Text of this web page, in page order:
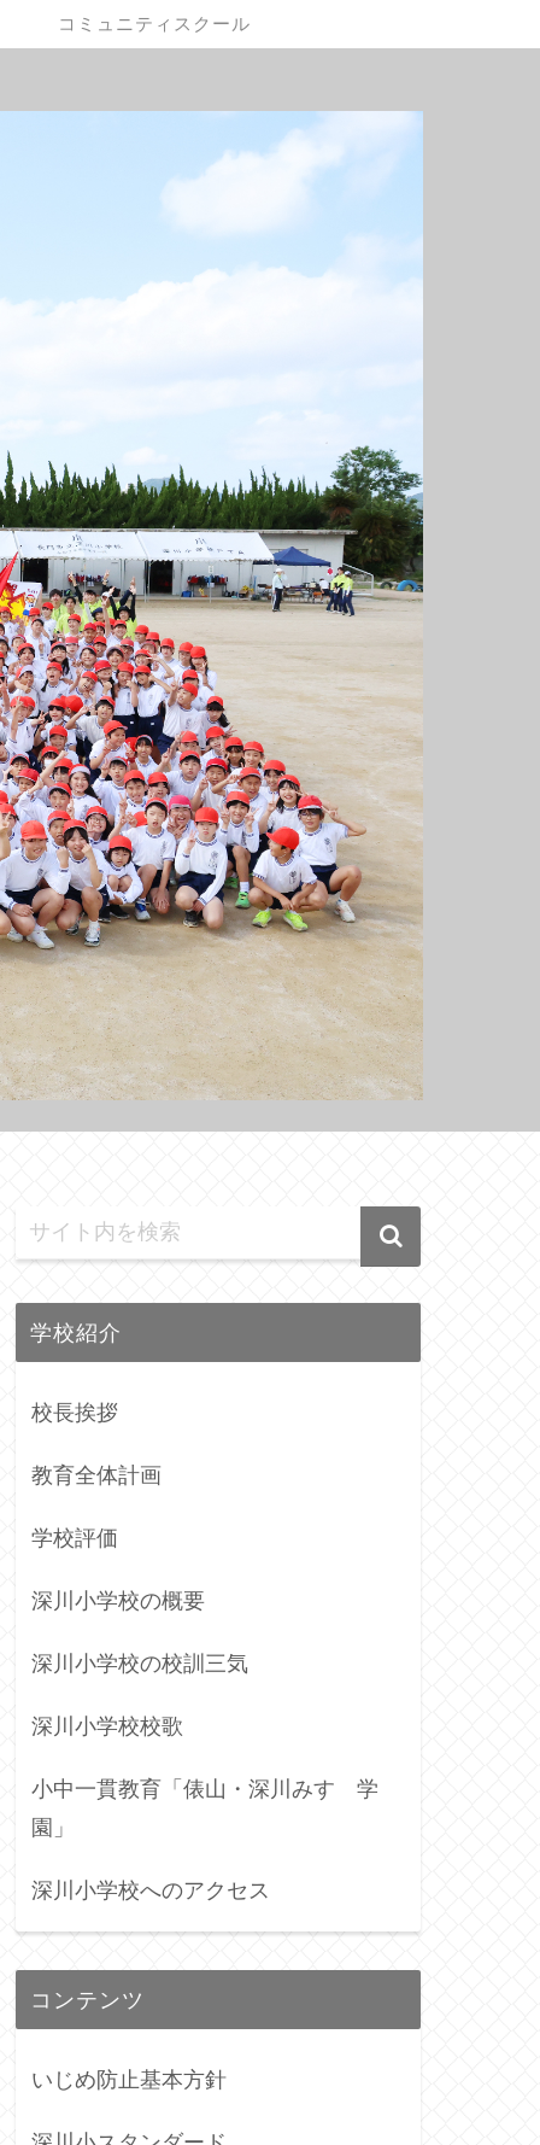
コミュニティスクール
学校紹介
校長挨拶
教育全体計画
学校評価
深川小学校の概要
深川小学校の校訓三気
深川小学校校歌
小中一貫教育「俵山・深川みすゞ学
園」
深川小学校へのアクセス
コンテンツ
いじめ防止基本方針